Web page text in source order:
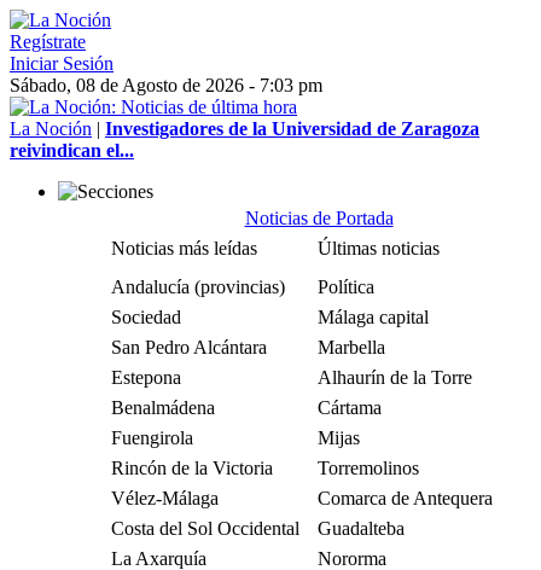
Regístrate
Iniciar Sesión
Sábado, 08 de Agosto de 2026 - 7:03 pm
La Noción | Investigadores de la Universidad de Zaragoza
reivindican el...
Noticias de Portada
Noticias más leídas
Últimas noticias
Andalucía (provincias)
Política
Sociedad
Málaga capital
San Pedro Alcántara
Marbella
Estepona
Alhaurín de la Torre
Benalmádena
Cártama
Fuengirola
Mijas
Rincón de la Victoria
Torremolinos
Vélez-Málaga
Comarca de Antequera
Costa del Sol Occidental
Guadalteba
La Axarquía
Nororma